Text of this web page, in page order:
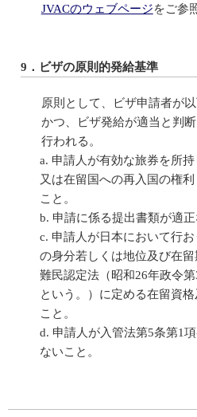
JVACのウェブページをご参
9．ビザの原則的発給基準
原則として、ビザ申請者が
かつ、ビザ発給が適当と判
行われる。
申請人が有効な旅券を所
又は在留国への再入国の権
こと。
申請に係る提出書類が適正
申請人が日本において行
の身分若しくは地位及び在
難民認定法（昭和26年政令第
という。）に定める在留資
こと。
申請人が入管法第5条第1
ないこと。